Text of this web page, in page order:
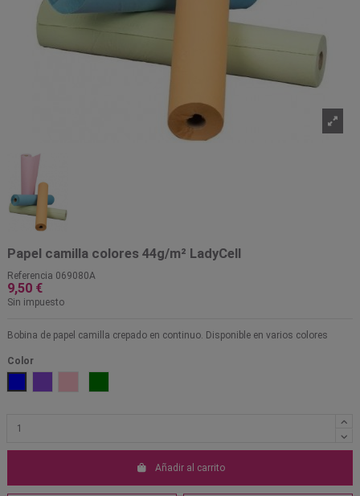
Papel camilla colores 44g/m² LadyCell
Referencia 069080A
9,50 €
Sin impuesto
Bobina de papel camilla crepado en continuo. Disponible en varios colores
Color
Añadir al carrito